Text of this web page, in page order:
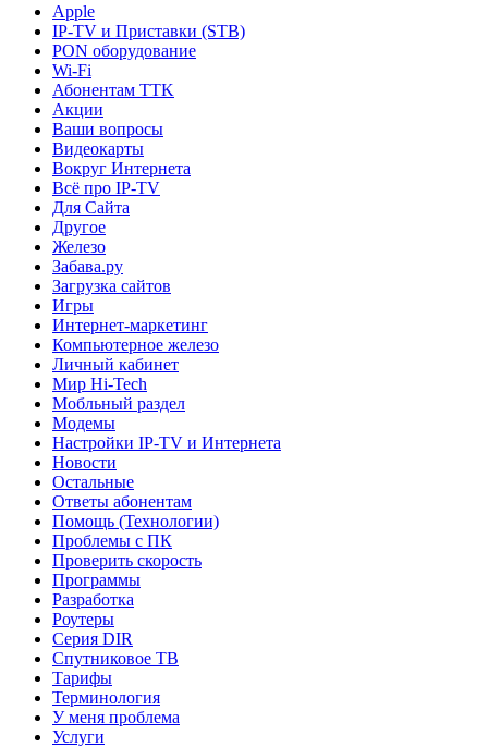
Apple
IP-TV и Приставки (STB)
PON оборудование
Wi-Fi
Абонентам TTK
Акции
Ваши вопросы
Видеокарты
Вокруг Интернета
Всё про IP-TV
Для Сайта
Другое
Железо
Забава.ру
Загрузка сайтов
Игры
Интернет-маркетинг
Компьютерное железо
Личный кабинет
Мир Hi-Tech
Мобльный раздел
Модемы
Настройки IP-TV и Интернета
Новости
Остальные
Ответы абонентам
Помощь (Технологии)
Проблемы с ПК
Проверить скорость
Программы
Разработка
Роутеры
Серия DIR
Спутниковое ТВ
Тарифы
Терминология
У меня проблема
Услуги